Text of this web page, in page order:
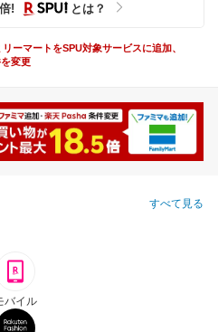
! とは？
ーマートをSPU対象サービスに追加、
変更
すべて見る
バイル